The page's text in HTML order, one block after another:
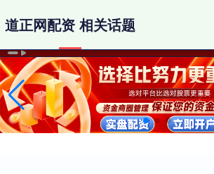
道正网配资 相关话题